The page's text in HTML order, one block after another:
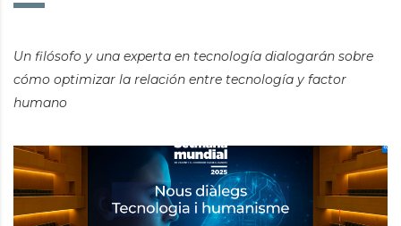
Un filósofo y una experta en tecnología dialogarán sobre
cómo optimizar la relación entre tecnología y factor
humano